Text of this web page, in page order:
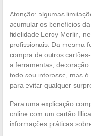
Atenção: algumas
acumular os benefícios
fidelidade Leroy Merlin,
profissionais. Da mesma
compra de outros
a ferramentas,
todo seu interesse, mas
para evitar qualquer
Para uma explicação
online com um cartão
informações práticas